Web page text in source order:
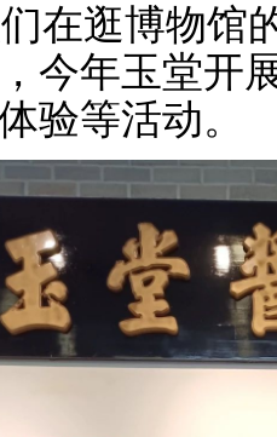
在逛博物馆
今年玉堂开
验等活动。